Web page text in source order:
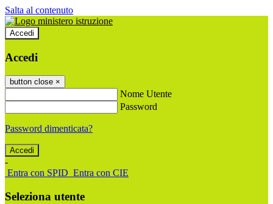
Salta al contenuto
Accedi
Accedi
button close ×
Nome Utente
Password
Password dimenticata?
-
Entra con SPID Entra con CIE
Seleziona utente